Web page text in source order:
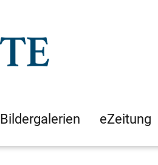
Bildergalerien eZeitung